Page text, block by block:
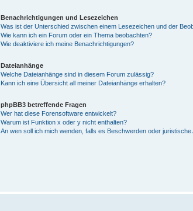
Benachrichtigungen und Lesezeichen
Was ist der Unterschied zwischen einem Lesezeichen und der
Wie kann ich ein Forum oder ein Thema beobachten?
Wie deaktiviere ich meine Benachrichtigungen?
Dateianhänge
Welche Dateianhänge sind in diesem Forum zulässig?
Kann ich eine Übersicht all meiner Dateianhänge erhalten?
phpBB3 betreffende Fragen
Wer hat diese Forensoftware entwickelt?
Warum ist Funktion x oder y nicht enthalten?
An wen soll ich mich wenden, falls es Beschwerden oder